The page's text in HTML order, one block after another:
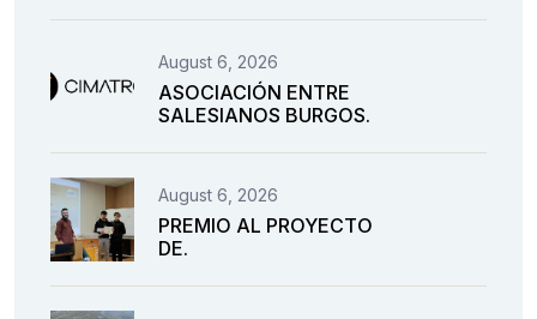
August 6, 2026
ASOCIACIÓN ENTRE
SALESIANOS BURGOS.
August 6, 2026
PREMIO AL PROYECTO
DE.